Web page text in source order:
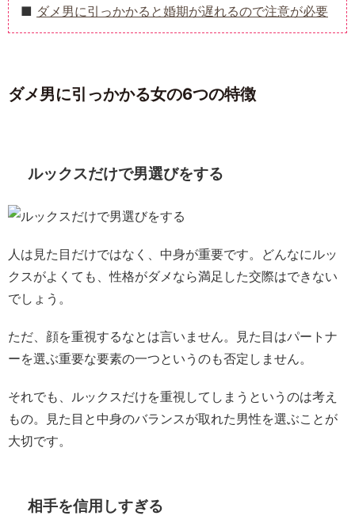
ダメ男に引っかかると婚期が遅れるので注意が必要
ダメ男に引っかかる女の6つの特徴
ルックスだけで男選びをする
人は見た目だけではなく、中身が重要です。どんなにルッ
クスがよくても、性格がダメなら満足した交際はできない
でしょう。
ただ、顔を重視するなとは言いません。見た目はパートナ
ーを選ぶ重要な要素の一つというのも否定しません。
それでも、ルックスだけを重視してしまうというのは考え
もの。見た目と中身のバランスが取れた男性を選ぶことが
大切です。
相手を信用しすぎる